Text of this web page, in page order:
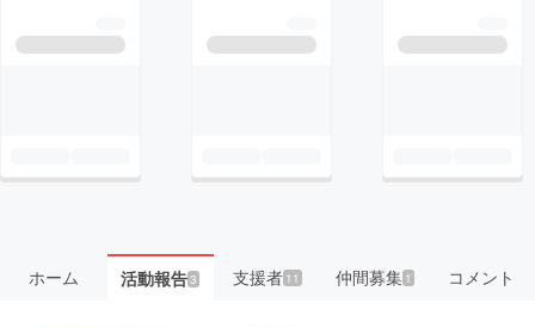
ホーム 活動報告3 支援者 11 仲間募集 1 コメント